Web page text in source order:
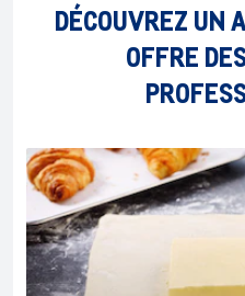
DÉCOUVREZ UN
OFFRE